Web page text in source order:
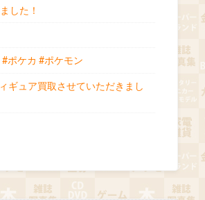
した！
ポケカ #ポケモン
ギュア買取させていただきまし